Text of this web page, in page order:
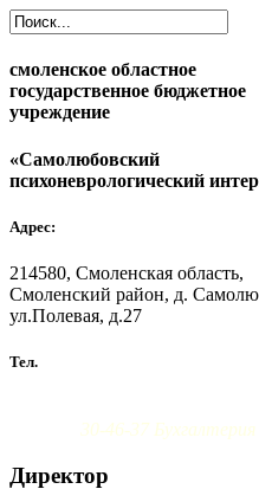
смоленское областное
государственное бюджетное
учреждение
«Самолюбовский
психоневрологический
Адрес:
214580, Смоленская область,
Смоленский район, д.
ул.Полевая, д.27
Тел.
30-46-37 Бухгалтерия
Директор